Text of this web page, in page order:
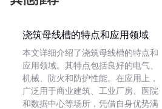
浇筑母线槽的特点和应用领域
本文详细介绍了浇筑母线槽的特点和
应用领域。其特点包括良好的电气、
机械、防火和防护性能。在应用上，
广泛用于商业建筑、工业厂房、医院
和数据中心等场所，凭借自身优势满